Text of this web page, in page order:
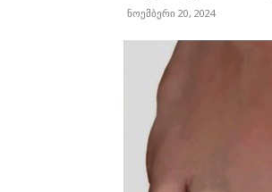
ნოემბერი 20, 2024